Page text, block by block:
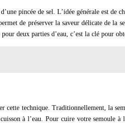
pincée de sel. L’idée générale est de
de préserver la saveur délicate de la
deux parties d’eau, c’est la clé pour
technique. Traditionnellement, la
à l’eau. Pour cuire votre semoule